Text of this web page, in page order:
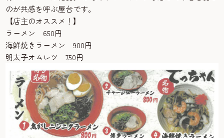
のが共感を呼ぶ屋台です。
【店主のオススメ！】
ラーメン 650円
海鮮焼きラーメン 900円
明太子オムレツ 750円